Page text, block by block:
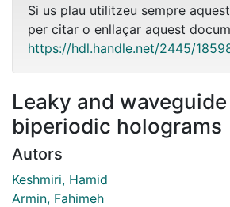
Si us plau utilitzeu sempre
per citar o enllaçar aquest
https://hdl.handle.net/2445/
Leaky and
biperiodic holograms
Autors
Keshmiri, Hamid
Armin, Fahimeh